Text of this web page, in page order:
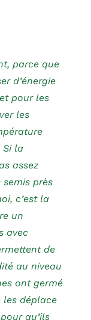
parce que
d’énergie
pour les
les
Si la
assez
près
c’est la
un
avec
de
au niveau
ont germé
les déplace
qu’ils